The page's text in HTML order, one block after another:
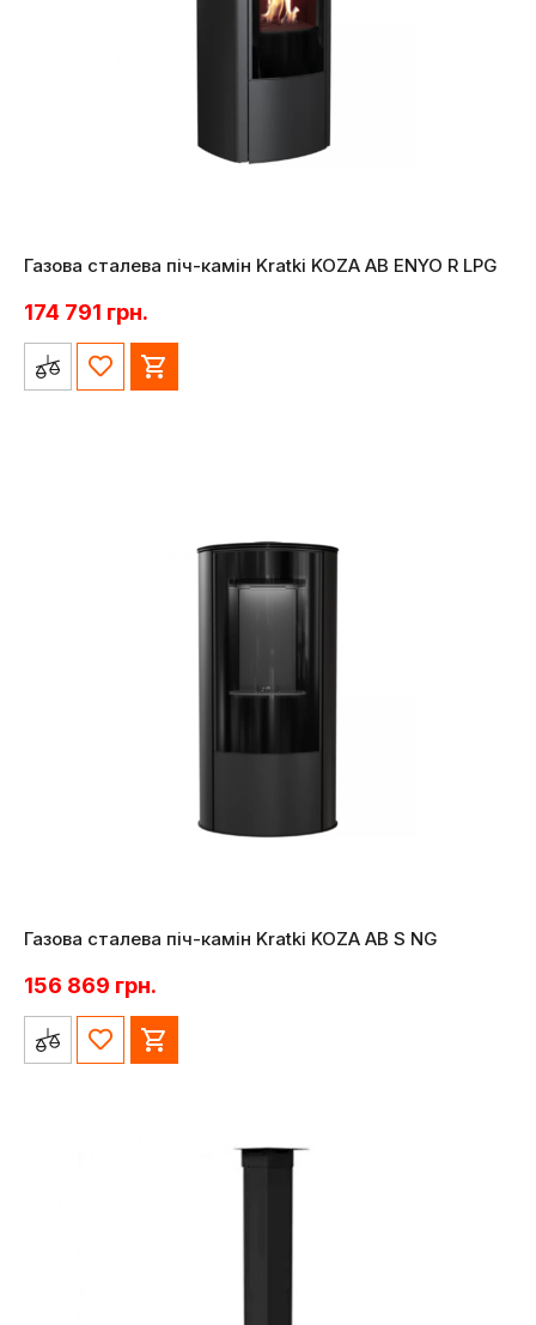
Газова сталева піч-камін Kratki KOZA AB ENYO R LPG
174 791 грн.
Газова сталева піч-камін Kratki KOZA AB S NG
156 869 грн.